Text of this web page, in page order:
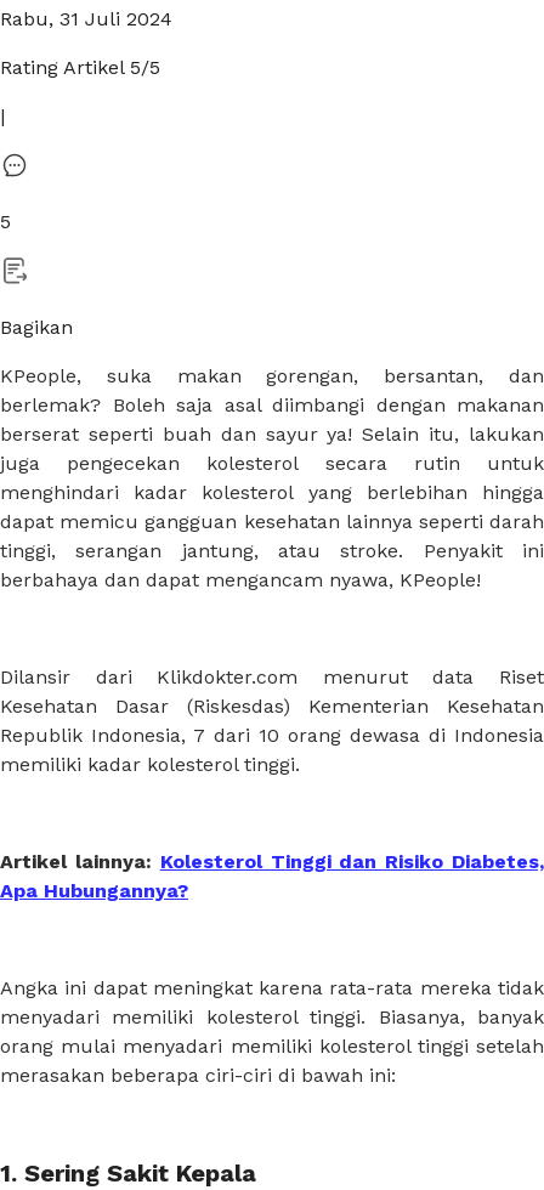
Rabu, 31 Juli 2024
Rating Artikel 5/5
|
5
Bagikan
KPeople, suka makan gorengan, bersantan, dan
berlemak? Boleh saja asal diimbangi dengan makanan
berserat seperti buah dan sayur ya! Selain itu, lakukan
juga pengecekan kolesterol secara rutin untuk
menghindari kadar kolesterol yang berlebihan hingga
dapat memicu gangguan kesehatan lainnya seperti darah
tinggi, serangan jantung, atau stroke. Penyakit ini
berbahaya dan dapat mengancam nyawa, KPeople!
Dilansir dari Klikdokter.com menurut data Riset
Kesehatan Dasar (Riskesdas) Kementerian Kesehatan
Republik Indonesia, 7 dari 10 orang dewasa di Indonesia
memiliki kadar kolesterol tinggi.
Artikel lainnya: Kolesterol Tinggi dan Risiko Diabetes,
Apa Hubungannya?
Angka ini dapat meningkat karena rata-rata mereka tidak
menyadari memiliki kolesterol tinggi. Biasanya, banyak
orang mulai menyadari memiliki kolesterol tinggi setelah
merasakan beberapa ciri-ciri di bawah ini:
1. Sering Sakit Kepala